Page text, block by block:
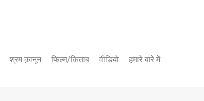
श्रम क़ानून फिल्म/किताब वीडियो हमारे बारे में